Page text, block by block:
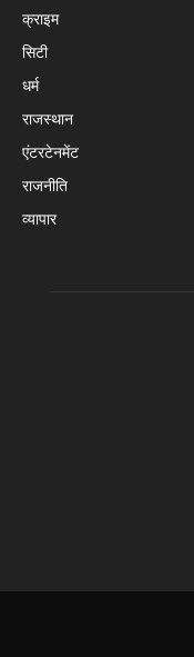
क्राइम
सिटी
धर्म
राजस्थान
एंटरटेनमेंट
राजनीति
व्यापार